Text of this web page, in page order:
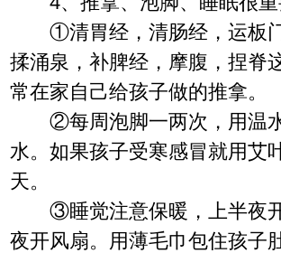
①清胃经，清肠经，运板门
揉涌泉，补脾经，摩腹，捏脊
常在家自己给孩子做的推拿。
②每周泡脚一两次，用温
水。如果孩子受寒感冒就用艾
天。
③睡觉注意保暖，上半夜
夜开风扇。用薄毛巾包住孩子